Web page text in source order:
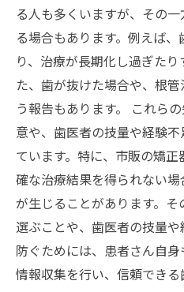
る人も多くいますが、その
る場合もあります。例えば
り、治療が長期化し過ぎた
た、歯が抜けた場合や、根
う報告もあります。 これら
意や、歯医者の技量や経験
ています。特に、市販の矯
確な治療結果を得られない
が生じることがあります。
選ぶことや、歯医者の技量
防ぐためには、患者さん自
情報収集を行い、信頼でき